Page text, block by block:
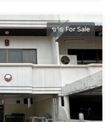
ขาย For Sale